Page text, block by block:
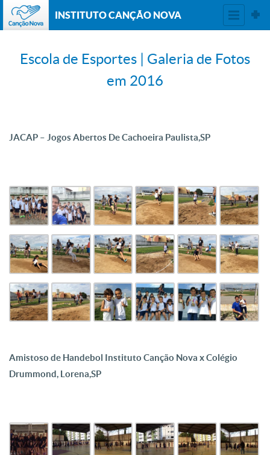
INSTITUTO CANÇÃO NOVA
Escola de Esportes | Galeria de Fotos
em 2016
JACAP – Jogos Abertos De Cachoeira Paulista,SP
Amistoso de Handebol Instituto Canção Nova x Colégio
Drummond, Lorena,SP